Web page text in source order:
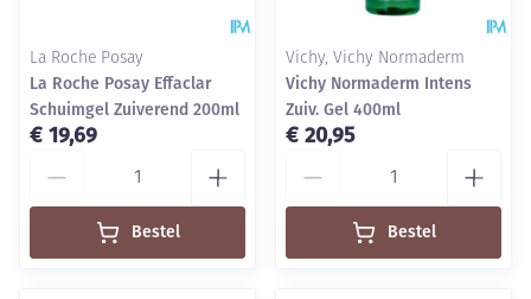
La Roche Posay
La Roche Posay Effaclar
Schuimgel Zuiverend 200ml
€ 19,69
Bestel
Vichy, Vichy Normaderm
Vichy Normaderm Intens
Zuiv. Gel 400ml
€ 20,95
Bestel